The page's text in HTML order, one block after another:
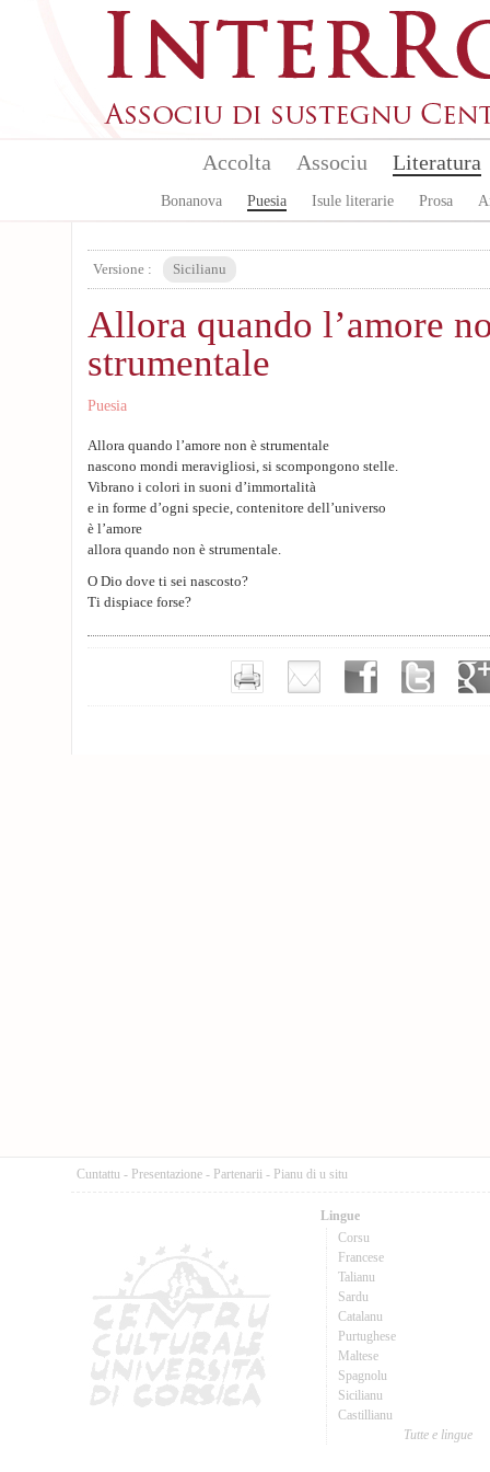
Accolta Associu Literatura
Bonanova Puesia Isule literarie Prosa
Versione : Sicilianu
Allora quando l’amore
strumentale
Puesia
Allora quando l’amore non è strumentale
nascono mondi meravigliosi, si scompongono stelle.
Vibrano i colori in suoni d’immortalità
e in forme d’ogni specie, contenitore dell’universo
è l’amore
allora quando non è strumentale.
O Dio dove ti sei nascosto?
Ti dispiace forse?
Cuntattu - Presentazione - Partenarii - Pianu di u situ
Lingue
Corsu
Francese
Talianu
Sardu
Catalanu
Purtughese
Maltese
Spagnolu
Sicilianu
Castillianu
Tutte e lingue